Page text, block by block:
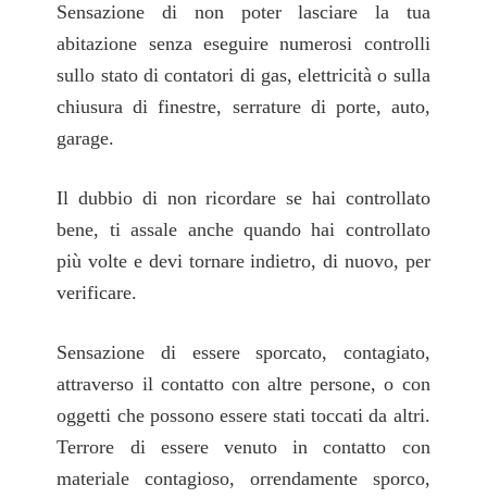
Sensazione di non poter lasciare la tua
abitazione senza eseguire numerosi controlli
sullo stato di contatori di gas, elettricità o sulla
chiusura di finestre, serrature di porte, auto,
garage.
Il dubbio di non ricordare se hai controllato
bene, ti assale anche quando hai controllato
più volte e devi tornare indietro, di nuovo, per
verificare.
Sensazione di essere sporcato, contagiato,
attraverso il contatto con altre persone, o con
oggetti che possono essere stati toccati da altri.
Terrore di essere venuto in contatto con
materiale contagioso, orrendamente sporco,